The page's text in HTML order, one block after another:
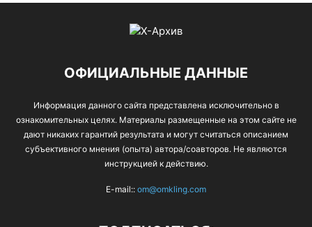
ОФИЦИАЛЬНЫЕ ДАННЫЕ
Информация данного сайта представлена исключительно в
ознакомительных целях. Материалы размещенные на этом сайте не
дают никаких гарантий результата и могут считаться описанием
субъективного мнения (опыта) автора/соавторов. Не являются
инструкцией к действию.
E-mail:: om@omkling.com